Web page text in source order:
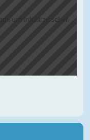
um Inhalt zu sehen